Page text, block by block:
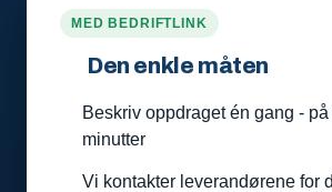
MED BEDRIFTLINK
Den enkle måten
Beskriv oppdraget én gang - på
minutter
Vi kontakter leverandørene for